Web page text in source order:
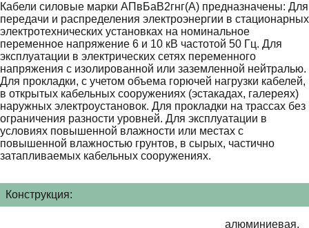
Кабели силовые марки АПвБаВ2гнг(А) предназначены: Для
передачи и распределения электроэнергии в стационарных
электротехнических установках на номинальное
переменное напряжение 6 и 10 кВ частотой 50 Гц. Для
эксплуатации в электрических сетях переменного
напряжения с изолированной или заземленной нейтралью.
Для прокладки, с учетом объема горючей нагрузки кабелей,
в открытых кабельных сооружениях (эстакадах, галереях)
наружных электроустановок. Для прокладки на трассах без
ограничения разности уровней. Для эксплуатации в
условиях повышенной влажности или местах с
повышенной влажностью грунтов, в сырых, частично
затапливаемых кабельных сооружениях.
Конструкция:
алюминиевая,